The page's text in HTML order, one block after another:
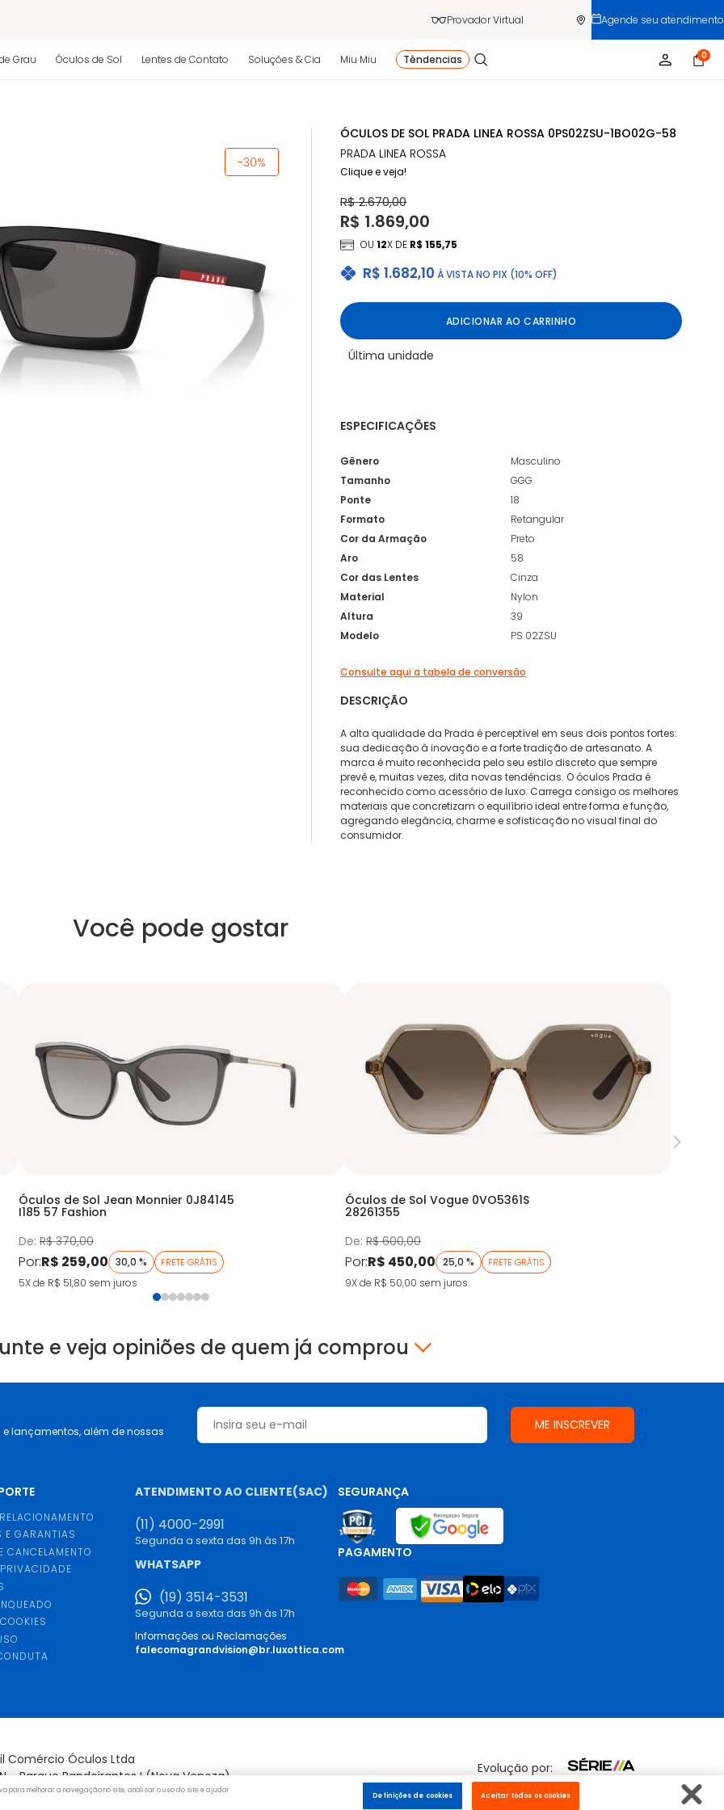
Provador Virtual Agende seu atendimento
Grau Óculos de Sol Lentes de Contato Soluções & Cia Miu Miu Têndencias 0
-30%
ÓCULOS DE SOL PRADA LINEA ROSSA 0PS02ZSU-1BO02G-58
PRADA LINEA ROSSA
Clique e veja!
R$ 1.682,10 À VISTA NO PIX (10% OFF)
R$ 2.670,00
R$ 1.869,00
OU12X DE R$ 155,75
ADICIONAR AO CARRINHO
Última unidade
ESPECIFICAÇÕES
Gênero
Masculino
Tamanho
GGG
Ponte
18
Formato
Retangular
Cor da Armação
Preto
Aro
58
Cor das Lentes
Cinza
Material
Nylon
Altura
39
Modelo
PS 02ZSU
Consulte aqui a tabela de conversão
DESCRIÇÃO
A alta qualidade da Prada é perceptível em seus dois pontos fortes:
sua dedicação à inovação e a forte tradição de artesanato. A
marca é muito reconhecida pelo seu estilo discreto que sempre
prevê e, muitas vezes, dita novas tendências. O óculos Prada é
reconhecido como acessório de luxo. Carrega consigo os melhores
materiais que concretizam o equilíbrio ideal entre forma e função,
agregando elegância, charme e sofisticação no visual final do
consumidor.
Você pode gostar
Óculos de Sol Jean Monnier 0J84145
I185 57 Fashion
De:R$ 370,00
Por:R$ 259,00 30,0 % FRETE GRÁTIS
5X de R$ 51,80 sem juros
Óculos de Sol Vogue 0VO5361S
28261355
De:R$ 600,00
Por:R$ 450,00 25,0 % FRETE GRÁTIS
9X de R$ 50,00 sem juros
e veja opiniões de quem já comprou
lançamentos, além de nossas
E GARANTIAS
CANCELAMENTO
ATENDIMENTO AO CLIENTE(SAC)
(11) 4000-2991
Segunda a sexta das 9h às 17h
WHATSAPP
(19) 3514-3531
Segunda a sexta das 9h às 17h
Informações ou Reclamações
falecomagrandvision@br.luxottica.com
SEGURANÇA
PAGAMENTO
Comércio Óculos Ltda
- Parque Bandeirantes I (Nova Veneza) -
Evolução por:
para melhorar a navegação no site, analisar o uso do site e ajudar
Definições de cookies Aceitar todos os cookies